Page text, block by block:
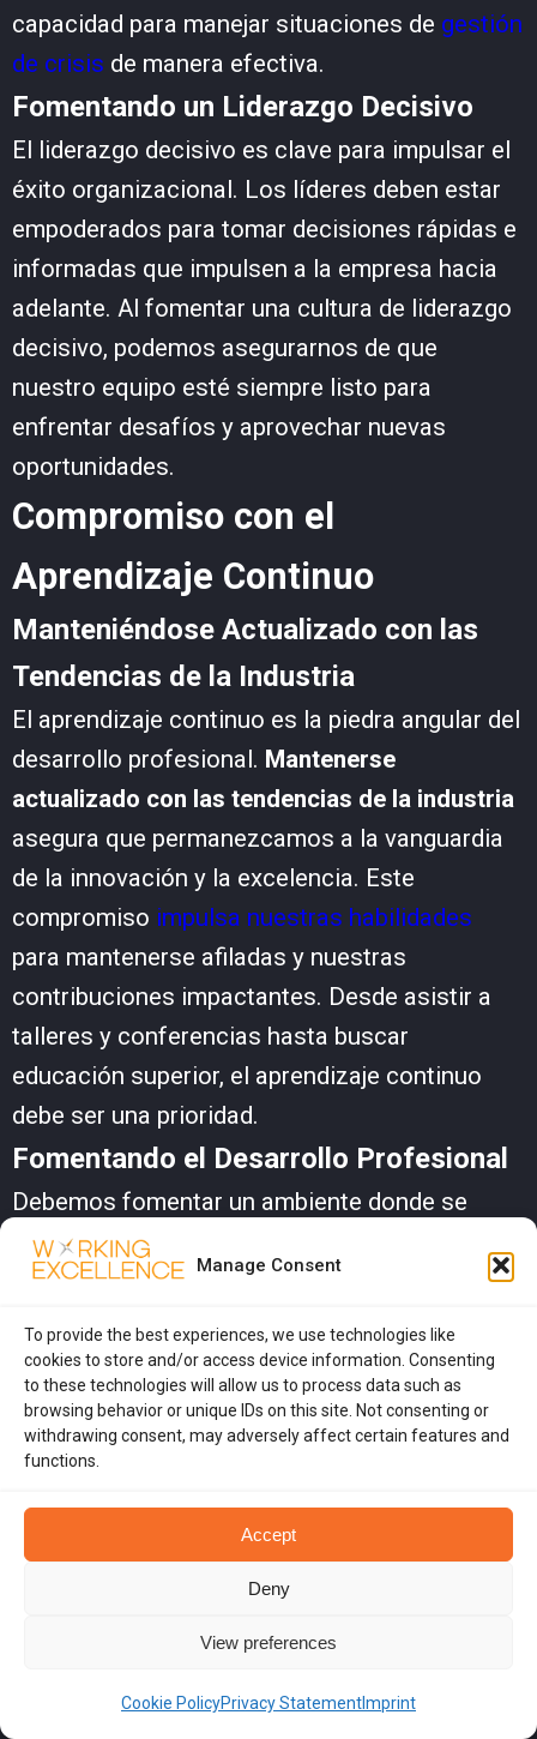
Manage Consent
To provide the best experiences, we use technologies like
cookies to store and/or access device information. Consenting
to these technologies will allow us to process data such as
browsing behavior or unique IDs on this site. Not consenting or
withdrawing consent, may adversely affect certain features and
functions.
Accept
Deny
View preferences
Cookie PolicyPrivacy StatementImprint
capacidad para manejar situaciones de gestión
de crisis de manera efectiva.
Fomentando un Liderazgo Decisivo
El liderazgo decisivo es clave para impulsar el
éxito organizacional. Los líderes deben estar
empoderados para tomar decisiones rápidas e
informadas que impulsen a la empresa hacia
adelante. Al fomentar una cultura de liderazgo
decisivo, podemos asegurarnos de que
nuestro equipo esté siempre listo para
enfrentar desafíos y aprovechar nuevas
oportunidades.
Compromiso con el
Aprendizaje Continuo
Manteniéndose Actualizado con las
Tendencias de la Industria
El aprendizaje continuo es la piedra angular del
desarrollo profesional. Mantenerse
actualizado con las tendencias de la industria
asegura que permanezcamos a la vanguardia
de la innovación y la excelencia. Este
compromiso impulsa nuestras habilidades
para mantenerse afiladas y nuestras
contribuciones impactantes. Desde asistir a
talleres y conferencias hasta buscar
educación superior, el aprendizaje continuo
debe ser una prioridad.
Fomentando el Desarrollo Profesional
Debemos fomentar un ambiente donde se
aliente el desarrollo profesional. Esto incluye
proporcionar acceso a recursos, programas de
capacitación y oportunidades de crecimiento.
Al hacerlo,empoderamos a nuestro equipo
para alcanzar su máximo potencial y contribuir
al éxito de la organización.
nuevos conocimientos y habilidades. Esto
implica promover una cultura de mejora
continua, donde se abracen la